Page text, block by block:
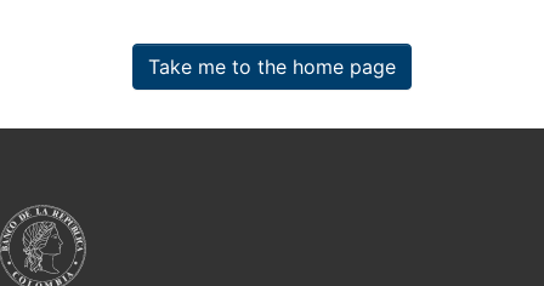
Take me to the home page